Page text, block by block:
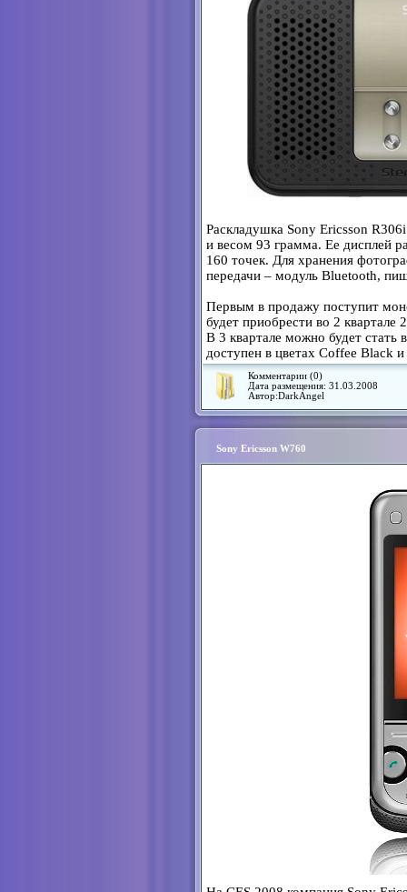
Раскладушка Sony Ericsson
и весом 93 грамма. Ее дисплей
160 точек. Для хранения
передачи – модуль Bluetooth,
Первым в продажу поступит
будет приобрести во 2
В 3 квартале можно будет стать
доступен в цветах Coffee Black
Комментарии (0)
Дата размещения: 31.03.2008
Автор:DarkAngel
Sony Ericsson W760